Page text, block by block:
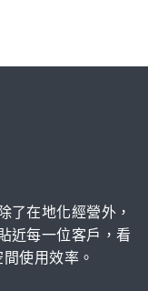
了在地化經營外，
近每一位客戶，看
使用效率。